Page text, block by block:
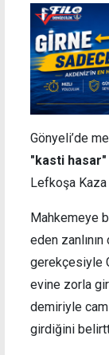
Gönyeli’de
"kasti hasar"
Lefkoşa Kaza
Mahkemeye
eden
gerekçesiyle
evine zorla
demiriyle
girdiğini